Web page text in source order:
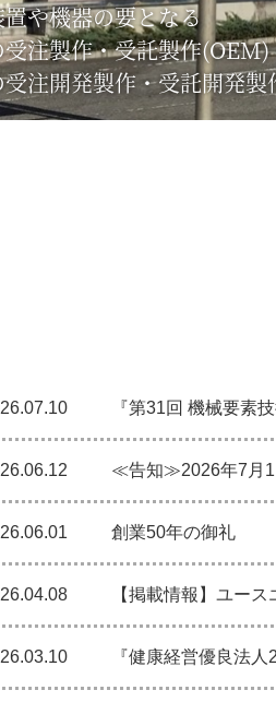
や機器の要となる
注製作・受託製作(OEM)
注開発製作・受託開発
『第31回 機械要素
≪告知≫2026年7月1
創業50年の御礼
【掲載情報】ユー
『健康経営優良法